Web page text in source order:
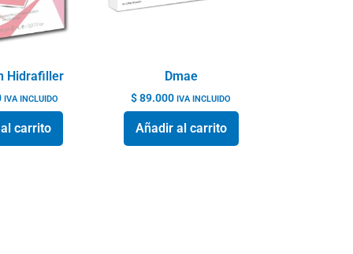
Hidrafiller
IVA INCLUIDO
carrito
Dmae
$89.000 IVA INCLUIDO
Añadir al carrito